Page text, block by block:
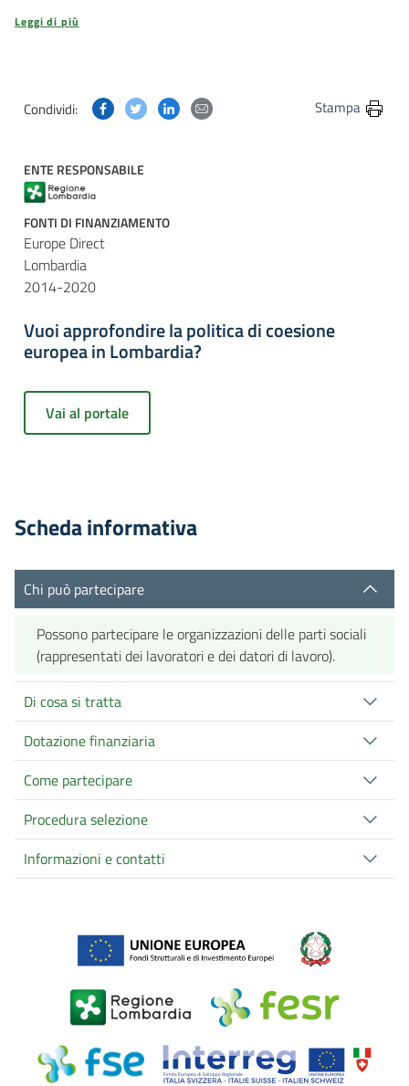
Leggi di più
Condividi: Condividi questa pagina su Facebook
Condividi questa pagina su Twitter
Condividi questa pagina su Linkedin
Condividi questa pagina via
Stampa
ENTE RESPONSABILE
FONTI DI FINANZIAMENTO
Europe Direct
Lombardia
2014-2020
Vuoi approfondire la politica di coesione
europea in Lombardia?
Vai al portale
Scheda informativa
Chi può partecipare
Possono partecipare le organizzazioni delle parti sociali
(rappresentati dei lavoratori e dei datori di lavoro).
Di cosa si tratta
Dotazione finanziaria
Come partecipare
Procedura selezione
Informazioni e contatti